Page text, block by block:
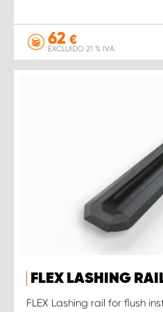
62 €
EXCLUIDO 21 % IVA
FLEX LASHING
FLEX Lashing rail for flush